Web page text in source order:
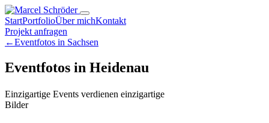
StartPortfolioÜber michKontakt
Projekt anfragen
←Eventfotos in Sachsen
Eventfotos in Heidenau
Einzigartige Events verdienen einzigartige
Bilder